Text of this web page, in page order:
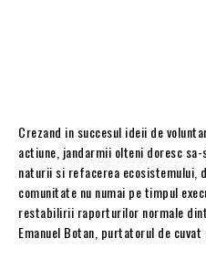
Crezand in succesul ideii de
actiune, jandarmii olteni doresc
naturii si refacerea ecosistemului,
comunitate nu numai pe timpul
restabilirii raporturilor normale
Emanuel Botan, purtatorul de cuvat